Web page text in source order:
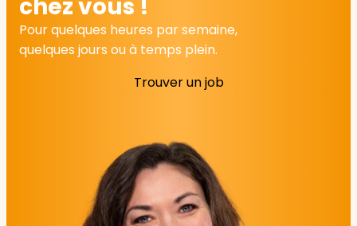
chez vous !
Pour quelques heures par semaine,
quelques jours ou à temps plein.
Trouver un job